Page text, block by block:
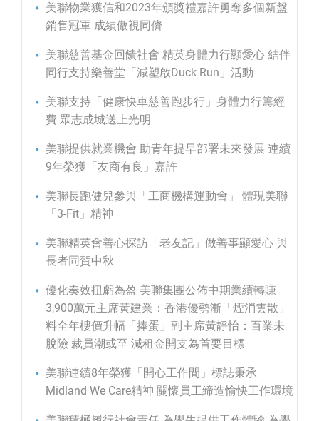
美聯物業獲信和2023年頒獎禮嘉許勇奪多個新盤
銷售冠軍 成績傲視同儕
美聯慈善基金回饋社會 精英身體力行顯愛心 結伴
同行支持樂善堂「減塑啟Duck Run」活動
美聯支持「健康快車慈善跑步行」身體力行籌經
費 眾志成城送上光明
美聯提供就業機會 助青年提早部署未來發展 連續
9年榮獲「友商有良」嘉許
美聯長跑健兒參與「工商機構運動會」 體現美聯
「3-Fit」精神
美聯精英會善心探訪「老友記」做善事顯愛心 與
長者同賀中秋
優化奏效扭虧為盈 美聯集團公佈中期業績轉賺
3,900萬元主席黃建業：香港優勢漸「煙消雲散」
料全年樓價升幅「捧蛋」副主席黃靜怡：百業未
脫險 裁員潮或至 減租金開支為首要目標
美聯連續8年榮獲「開心工作間」標誌秉承
Midland We Care精神 關懷員工締造愉快工作環境